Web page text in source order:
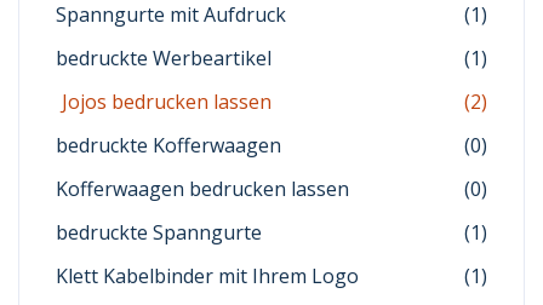
Spanngurte mit Aufdruck
(1)
bedruckte Werbeartikel
(1)
Jojos bedrucken lassen
(2)
bedruckte Kofferwaagen
(0)
Kofferwaagen bedrucken lassen
(0)
bedruckte Spanngurte
(1)
Klett Kabelbinder mit Ihrem Logo
(1)